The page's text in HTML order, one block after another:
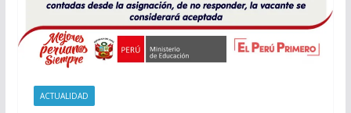
ACTUALIDAD